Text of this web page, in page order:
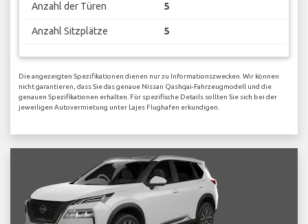
Anzahl der Türen 5
Anzahl Sitzplätze 5
Die angezeigten Spezifikationen dienen nur zu Informationszwecken. Wir können
nicht garantieren, dass Sie das genaue Nissan Qashqai-Fahrzeugmodell und die
genauen Spezifikationen erhalten. Für spezifische Details sollten Sie sich bei der
jeweiligen Autovermietung unter Lajes Flughafen erkundigen.